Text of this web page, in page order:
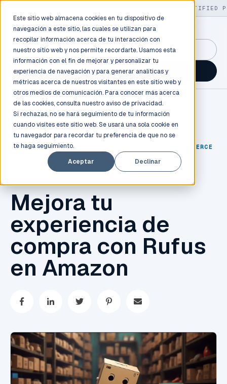
Este sitio web almacena cookies en tu dispositivo de
navegación a este sitio, las cuales se utilizan para
recopilar información acerca de tu interacción con
nuestro sitio web y nos permite recordarte. Usamos esta
información con el fin de mejorar y personalizar tu
experiencia de navegación y para generar analíticas y
métricas acerca de nuestros visitantes en este sitio web y
otros medios de comunicación. Para conocer más acerca
de las cookies, consulta nuestro aviso de privacidad.
Si rechazas, no se hará seguimiento de tu información
cuando visites este sitio web. Se usará una sola cookie en
tu navegador para recordar tu preferencia de que no se
te haga seguimiento.
Aceptar
Declinar
130+ CERTIFIED
GuidancePlex →
Talk to an engineer →
TECNOLOGÍA , AMAZON ECOMMERCE
TECH
Mejora tu
experiencia de
compra con Rufus
en Amazon